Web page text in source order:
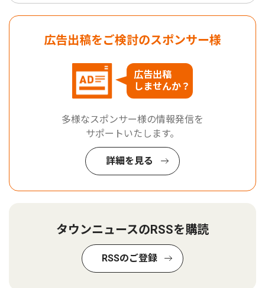
広告出稿をご検討のスポンサー様
広告出稿
しませんか？
多様なスポンサー様の情報発信を
サポートいたします。
詳細を見る
タウンニュースのRSSを購読
RSSのご登録